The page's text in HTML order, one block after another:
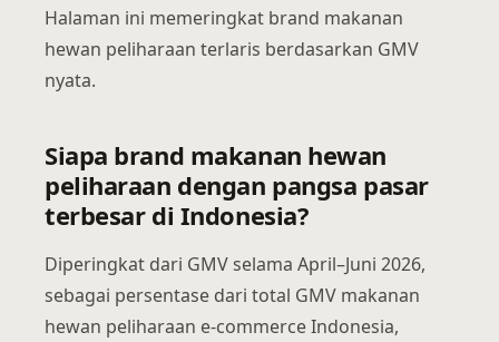
Halaman ini memeringkat brand makanan
hewan peliharaan terlaris berdasarkan GMV
nyata.
Siapa brand makanan hewan
peliharaan dengan pangsa pasar
terbesar di Indonesia?
Diperingkat dari GMV selama April–Juni 2026,
sebagai persentase dari total GMV makanan
hewan peliharaan e-commerce Indonesia,